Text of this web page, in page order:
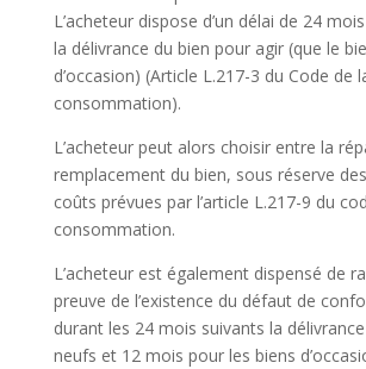
L’acheteur dispose d’un délai de 24
la délivrance du bien pour agir (que le
d’occasion) (Article L.217-3 du Code de
consommation).
L’acheteur peut alors choisir entre la
remplacement du bien, sous réserve
coûts prévues par l’article L.217-9 du
consommation.
L’acheteur est également dispensé de
preuve de l’existence du défaut de
durant les 24 mois suivants la
neufs et 12 mois pour les biens